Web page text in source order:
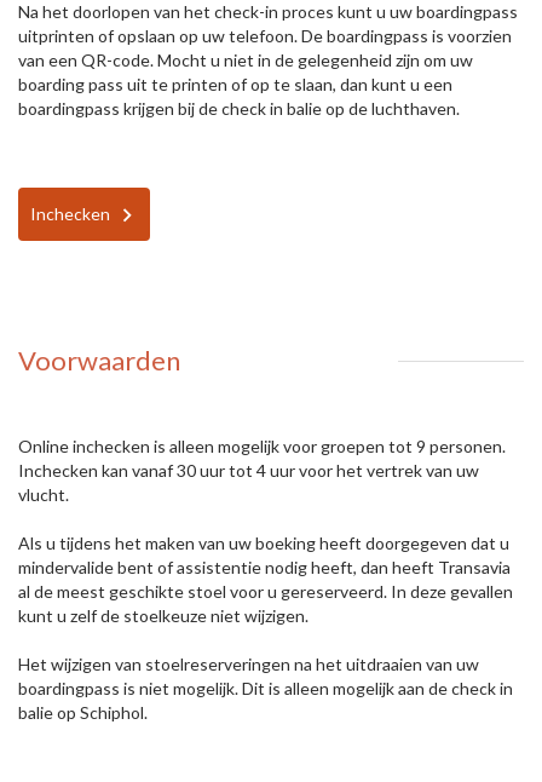
Na het doorlopen van het check-in proces kunt u uw boardingpass
uitprinten of opslaan op uw telefoon. De boardingpass is voorzien
van een QR-code. Mocht u niet in de gelegenheid zijn om uw
boarding pass uit te printen of op te slaan, dan kunt u een
boardingpass krijgen bij de check in balie op de luchthaven.
Inchecken
Voorwaarden
Online inchecken is alleen mogelijk voor groepen tot 9 personen.
Inchecken kan vanaf 30 uur tot 4 uur voor het vertrek van uw
vlucht.
Als u tijdens het maken van uw boeking heeft doorgegeven dat u
mindervalide bent of assistentie nodig heeft, dan heeft Transavia
al de meest geschikte stoel voor u gereserveerd. In deze gevallen
kunt u zelf de stoelkeuze niet wijzigen.
Het wijzigen van stoelreserveringen na het uitdraaien van uw
boardingpass is niet mogelijk. Dit is alleen mogelijk aan de check in
balie op Schiphol.